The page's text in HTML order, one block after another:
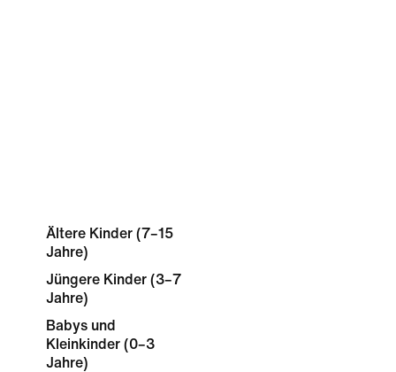
Ältere Kinder (7–15
Jahre)
Jüngere Kinder (3–7
Jahre)
Babys und
Kleinkinder (0–3
Jahre)